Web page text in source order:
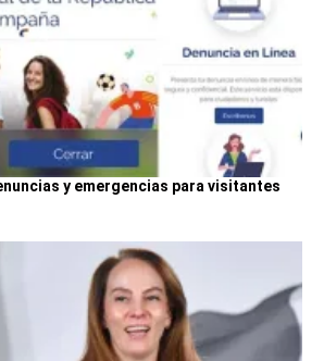
y emergencias para visitantes